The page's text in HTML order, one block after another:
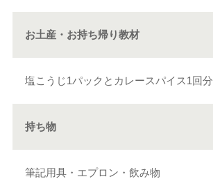
お土産・お持ち帰り教材
塩こうじ1パックとカレースパイス1回分
持ち物
筆記用具・エプロン・飲み物